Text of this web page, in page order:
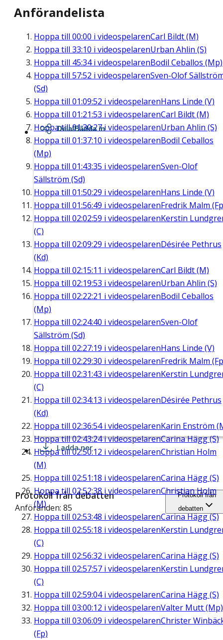
Anförandelista
Hoppa till 00:00 i videospelarenCarl Bildt (M)
Hoppa till 33:10 i videospelarenUrban Ahlin (S)
Hoppa till 45:34i videospelarenBodil Ceballos (Mp)
Hoppa till 57:52 i videospelarenSven-Olof
(Sd)
Hoppa till 01:09:52 i videospelarenHans Linde (V)
Hoppa till 01:21:53 i videospelarenCarl Bildt (M)
Hoppa till01:30:27i videospelarenUrban Ahlin (S)
Hoppa till 01:37:10 i videospelarenBodil Ceballos
(Mp)
Hoppa till 01:43:35 i videospelarenSven-Olof
Sällström (Sd)
Hoppa till 01:50:29 i videospelarenHans Linde (V)
Hoppa till 01:56:49 i videospelarenFredrik Malm
Hoppa till 02:02:59 i videospelarenKerstin
(C)
Hoppa till 02:09:29 i videospelarenDésirée Pethrus
(Kd)
Hoppa till 02:15:11 i videospelarenCarl Bildt (M)
Hoppa till 02:19:53 i videospelarenUrban Ahlin (S)
Hoppa till 02:22:21 i videospelarenBodil Ceballos
(Mp)
Hoppa till 02:24:40 i videospelarenSven-Olof
Sällström (Sd)
Hoppa till 02:27:19 i videospelarenHans Linde (V)
Hoppa till 02:29:30 i videospelarenFredrik Malm
Hoppa till 02:31:43 i videospelarenKerstin
(C)
Hoppa till 02:34:13 i videospelarenDésirée Pethrus
(Kd)
Hoppa till 02:36:54i videospelarenKarin Enström
Hoppa till02:43:24i videospelarenCarina Hägg (S)
Hoppa till02:50:12 i videospelarenChristian Holm
(M)
Hoppa till 02:51:18 i videospelarenCarina Hägg (S)
Hoppa till 02:52:38 i videospelarenChristian Holm
(M)
Hoppa till 02:53:48 i videospelarenCarina Hägg (S)
Hoppa till 02:55:18 i videospelarenKerstin
(C)
Hoppa till 02:56:32 i videospelarenCarina Hägg (S)
Hoppa till 02:57:57 i videospelarenKerstin
(C)
Hoppa till 02:59:04i videospelarenCarina Hägg (S)
Hoppa till 03:00:12 i videospelarenValter Mutt (Mp)
Hoppa till 03:06:09 i videospelarenChrister
(Fp)
Dela/Bädda in
Ladda ner
Protokoll från debatten
Anföranden: 85
Protokoll från
debatten